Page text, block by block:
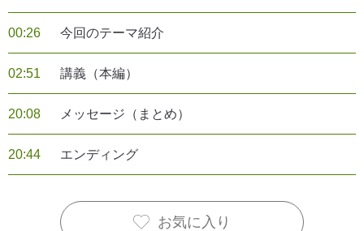
00:26 今回のテーマ紹介
02:51 講義（本編）
20:08 メッセージ（まとめ）
20:44 エンディング
お気に入り